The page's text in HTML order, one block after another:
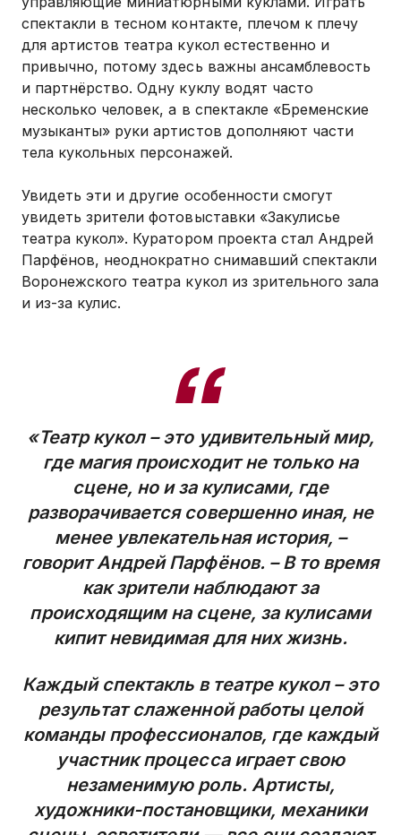
спектакли в тесном контакте, плечом к плечу
для артистов театра кукол естественно и
привычно, потому здесь важны ансамблевость
и партнёрство. Одну куклу водят часто
несколько человек, а в спектакле «Бременские
музыканты» руки артистов дополняют части
тела кукольных персонажей.
Увидеть эти и другие особенности смогут
увидеть зрители фотовыставки «Закулисье
театра кукол». Куратором проекта стал Андрей
Парфёнов, неоднократно снимавший спектакли
Воронежского театра кукол из зрительного зала
и из-за кулис.
«Театр кукол – это удивительный мир,
где магия происходит не только на
сцене, но и за кулисами, где
разворачивается совершенно иная, не
менее увлекательная история, –
говорит Андрей Парфёнов. – В то время
как зрители наблюдают за
происходящим на сцене, за кулисами
кипит невидимая для них жизнь.
Каждый спектакль в театре кукол – это
результат слаженной работы целой
команды профессионалов, где каждый
участник процесса играет свою
незаменимую роль. Артисты,
художники-постановщики, механики